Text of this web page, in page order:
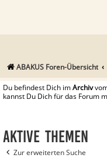
ABAKUS Foren-Übersicht
Du befindest Dich imArchiv
kannst Du Dich für das Forum
Aktive Themen
Zur erweiterten Suche